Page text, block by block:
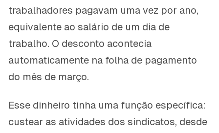
trabalhadores pagavam uma vez por ano,
equivalente ao salário de um dia de
trabalho. O desconto acontecia
automaticamente na folha de pagamento
do mês de março.
Esse dinheiro tinha uma função específica:
custear as atividades dos sindicatos, desde